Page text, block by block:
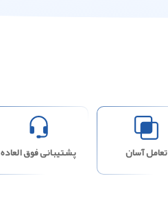
تعامل آسان پشتیبانی فوق العاده